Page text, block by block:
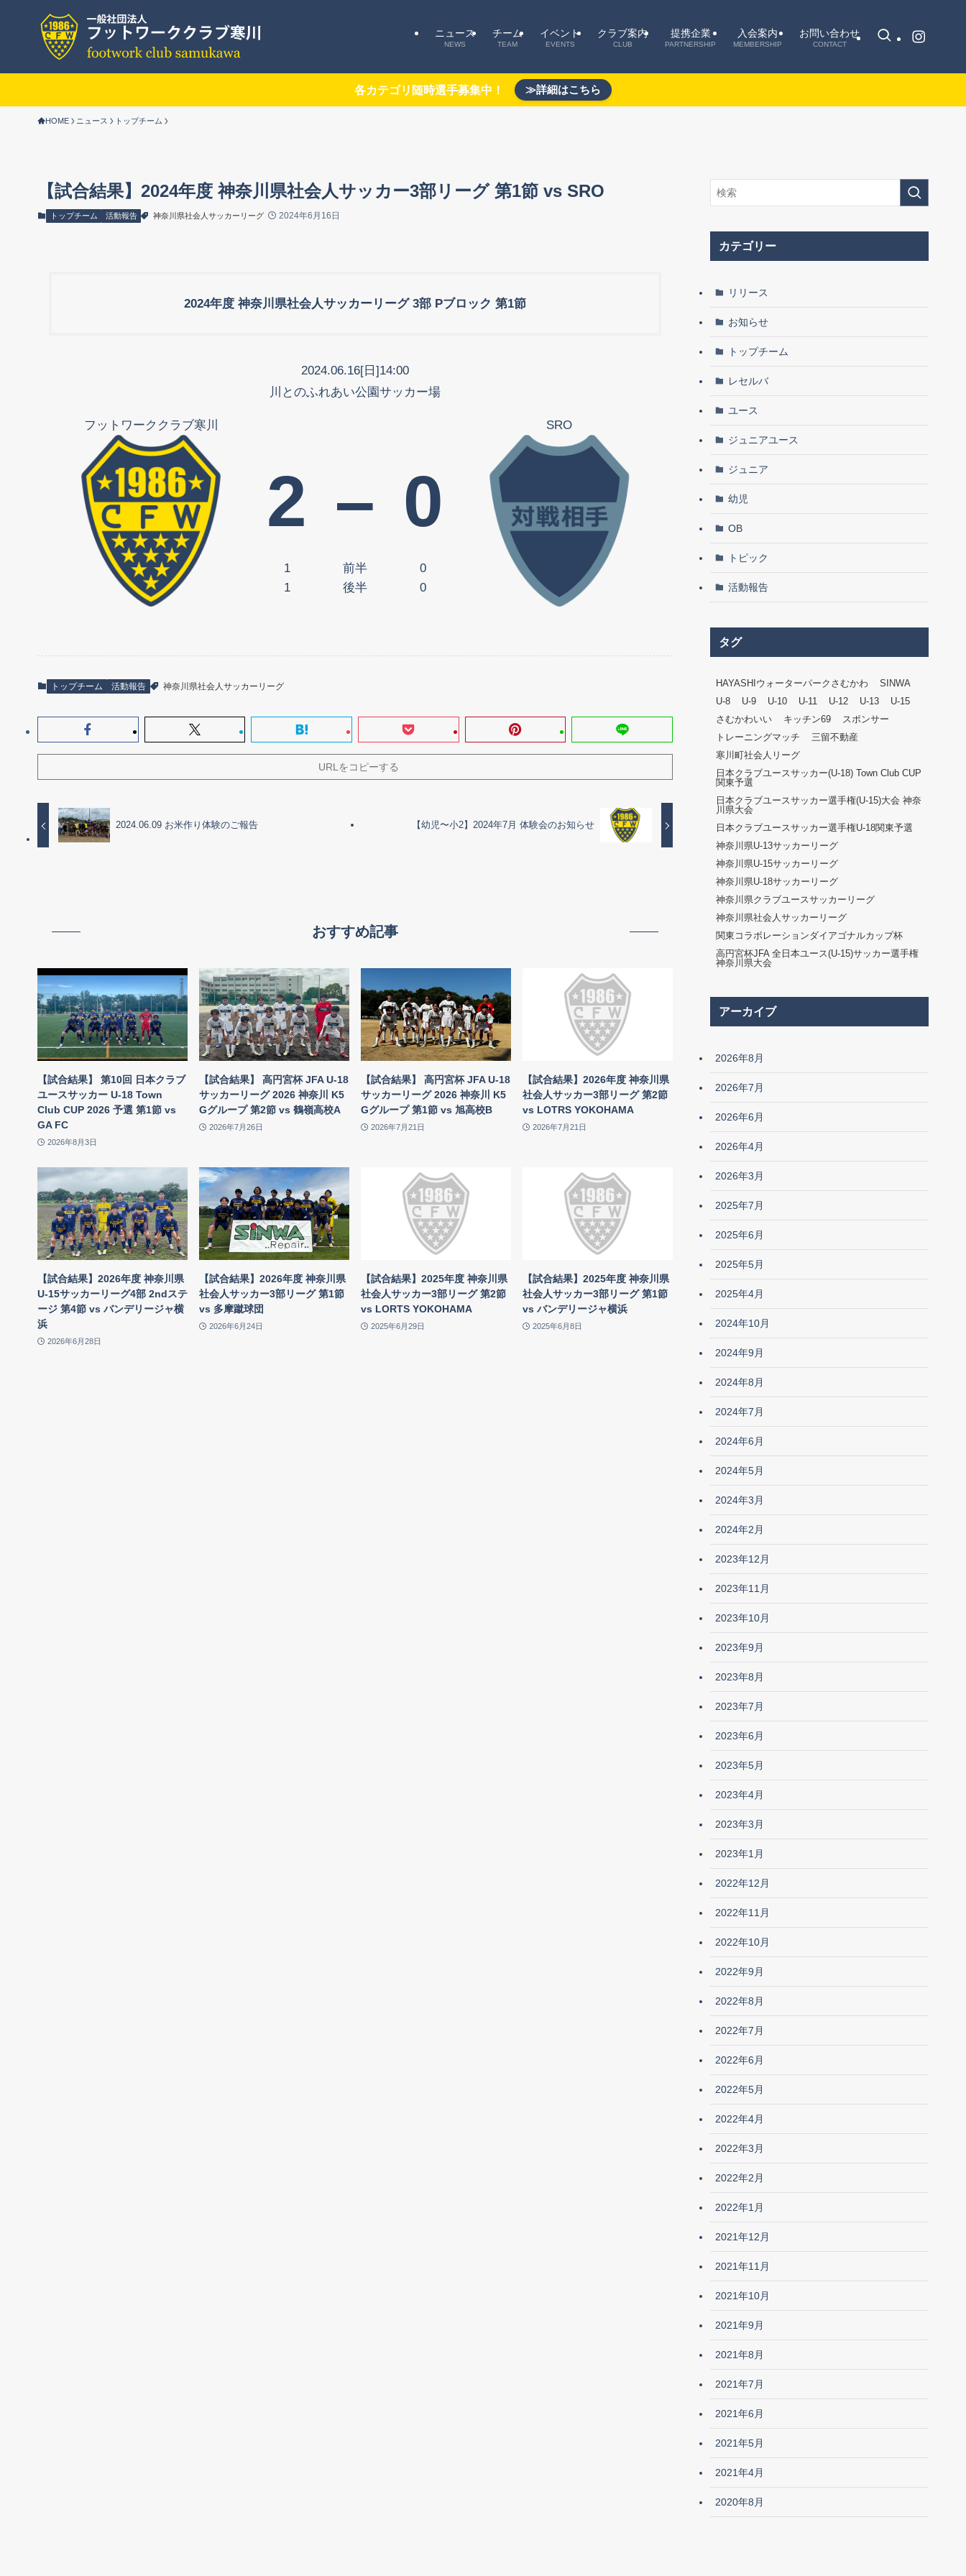
ニュース
NEWS
チーム
TEAM
イベント
EVENTS
クラブ案内
CLUB
提携企業
PARTNERSHIP
入会案内
MEMBERSHIP
お問い合わせ
CONTACT
各カテゴリ随時選手募集中！ ≫詳細はこちら
HOME ニュース トップチーム
【試合結果】2024年度 神奈川県社会人サッカー3部リーグ 第1節 vs SRO
トップチーム 活動報告 神奈川県社会人サッカーリーグ 2024年6月16日
2024年度 神奈川県社会人サッカーリーグ 3部 Pブロック 第1節
2024.06.16[日]14:00
川とのふれあい公園サッカー場
フットワーククラブ寒川 SRO
2 – 0
1 前半
0
1
後半 0
トップチーム 活動報告 神奈川県社会人サッカーリーグ
URLをコピーする
2024.06.09 お米作り体験のご報告 【幼児〜小2】2024年7月 体験会のお知らせ
おすすめ記事
【試合結果】 第10回 日本クラブ
ユースサッカー U-18 Town
Club CUP 2026 予選 第1節 vs
GA FC
2026年8月3日
【試合結果】 高円宮杯 JFA U-18
サッカーリーグ 2026 神奈川 K5
Gグループ 第2節 vs 鶴嶺高校A
2026年7月26日
【試合結果】 高円宮杯 JFA U-18
サッカーリーグ 2026 神奈川 K5
Gグループ 第1節 vs 旭高校B
2026年7月21日
【試合結果】2026年度 神奈川県
社会人サッカー3部リーグ 第2節
vs LOTRS YOKOHAMA
2026年7月21日
【試合結果】2026年度 神奈川県
U-15サッカーリーグ4部 2ndステ
ージ 第4節 vs バンデリージャ横
浜
2026年6月28日
【試合結果】2026年度 神奈川県
社会人サッカー3部リーグ 第1節
vs 多摩蹴球団
2026年6月24日
【試合結果】2025年度 神奈川県
社会人サッカー3部リーグ 第2節
vs LORTS YOKOHAMA
2025年6月29日
【試合結果】2025年度 神奈川県
社会人サッカー3部リーグ 第1節
vs バンデリージャ横浜
2025年6月8日
カテゴリー
リリース
お知らせ
トップチーム
レセルバ
ユース
ジュニアユース
ジュニア
幼児
OB
トピック
活動報告
タグ
HAYASHIウォーターパークさむかわ
SINWA
U-8
U-9 U-10 U-11 U-12 U-13
U-15
さむかわいい
キッチン69
スポンサー
トレーニングマッチ
三留不動産
寒川町社会人リーグ
日本クラブユースサッカー(U-18) Town Club CUP
関東予選
日本クラブユースサッカー選手権(U-15)大会 神奈
川県大会
日本クラブユースサッカー選手権U-18関東予選
神奈川県U-13サッカーリーグ
神奈川県U-15サッカーリーグ
神奈川県U-18サッカーリーグ
神奈川県クラブユースサッカーリーグ
神奈川県社会人サッカーリーグ
関東コラボレーションダイアゴナルカップ杯
高円宮杯JFA 全日本ユース(U-15)サッカー選手権
神奈川県大会
アーカイブ
2026年8月
2026年7月
2026年6月
2026年4月
2026年3月
2025年7月
2025年6月
2025年5月
2025年4月
2024年10月
2024年9月
2024年8月
2024年7月
2024年6月
2024年5月
2024年3月
2024年2月
2023年12月
2023年11月
2023年10月
2023年9月
2023年8月
2023年7月
2023年6月
2023年5月
2023年4月
2023年3月
2023年1月
2022年12月
2022年11月
2022年10月
2022年9月
2022年8月
2022年7月
2022年6月
2022年5月
2022年4月
2022年3月
2022年2月
2022年1月
2021年12月
2021年11月
2021年10月
2021年9月
2021年8月
2021年7月
2021年6月
2021年5月
2021年4月
2020年8月